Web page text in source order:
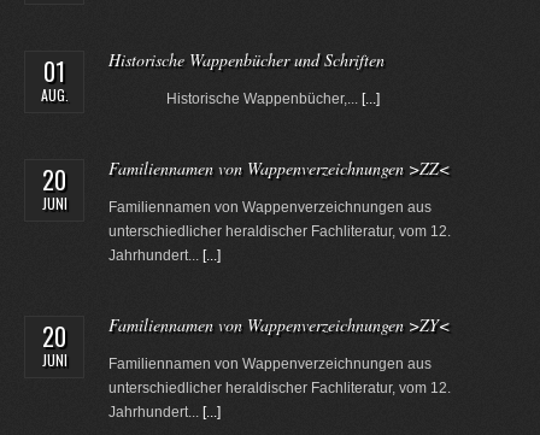
01
AUG.
Historische Wappenbücher und Schriften
Historische Wappenbücher,... [...]
20
JUNI
Familiennamen von Wappenverzeichnungen >ZZ<
Familiennamen von Wappenverzeichnungen aus
unterschiedlicher heraldischer Fachliteratur, vom 12.
Jahrhundert... [...]
20
JUNI
Familiennamen von Wappenverzeichnungen >ZY<
Familiennamen von Wappenverzeichnungen aus
unterschiedlicher heraldischer Fachliteratur, vom 12.
Jahrhundert... [...]